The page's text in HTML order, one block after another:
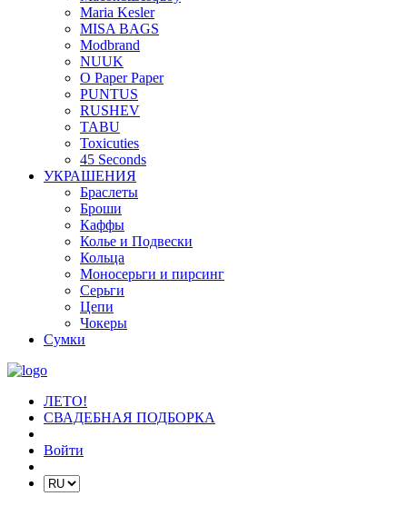
Maria Kesler
MISA BAGS
Modbrand
NUUK
O Paper Paper
PUNTUS
RUSHEV
TABU
Toxicuties
45 Seconds
УКРАШЕНИЯ
Браслеты
Броши
Каффы
Колье и Подвески
Кольца
Моносерьги и пирсинг
Серьги
Цепи
Чокеры
Сумки
ЛЕТО!
СВАДЕБНАЯ ПОДБОРКА
Войти